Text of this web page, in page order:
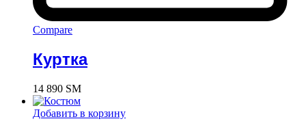
Compare
Куртка
14 890 ЅМ
Добавить в корзину